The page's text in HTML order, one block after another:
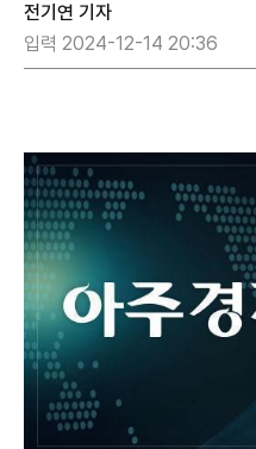
전기연 기자
입력 2024-12-14 20:36